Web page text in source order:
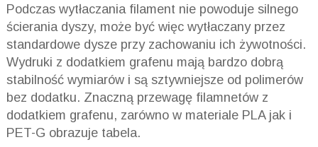
Podczas wytłaczania filament nie powoduje silnego
ścierania dyszy, może być więc wytłaczany przez
standardowe dysze przy zachowaniu ich żywotności.
Wydruki z dodatkiem grafenu mają bardzo dobrą
stabilność wymiarów i są sztywniejsze od polimerów
bez dodatku. Znaczną przewagę filamnetów z
dodatkiem grafenu, zarówno w materiale PLA jak i
PET-G obrazuje tabela.